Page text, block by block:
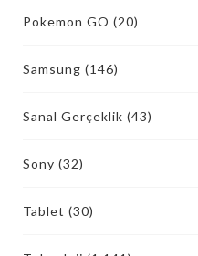
Pokemon GO (20)
Samsung (146)
Sanal Gerçeklik (43)
Sony (32)
Tablet (30)